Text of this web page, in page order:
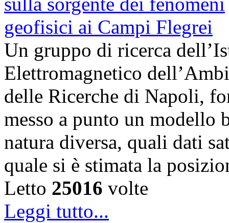
Un gruppo di ricerca
Elettromagnetico
delle Ricerche di Napoli,
messo a punto un modello
natura diversa, quali dati
quale si è stimata la
Letto 25016 volte
Leggi tutto...